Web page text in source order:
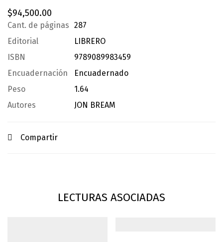
$94,500.00
Cant. de páginas 287
Editorial
LIBRERO
ISBN
9789089983459
Encuadernación
Encuadernado
Peso
1.64
Autores
JON BREAM
Compartir
LECTURAS ASOCIADAS